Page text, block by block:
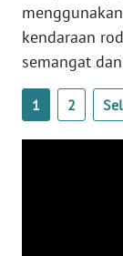
kendaraan
semangat
1 2
WN
SUMSEL
WN
BENGKULU